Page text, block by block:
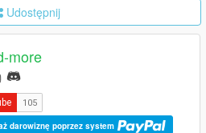
Udostępnij
more
darowiznę poprzez system